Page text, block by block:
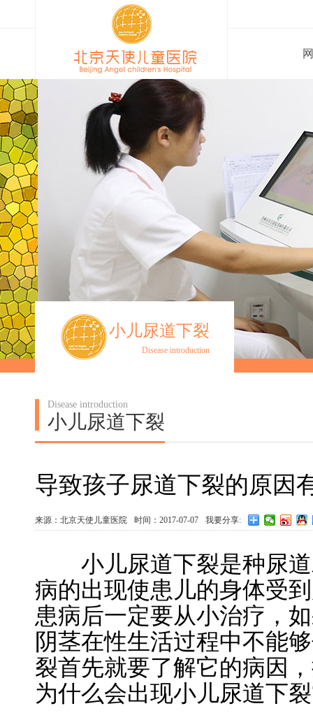
小儿尿道下裂
Disease introduction
Disease introduction
小儿尿道下裂
导致孩子尿道下裂的原因
来源：北京天使儿童医院 时间：2017-07-07 我要分享:
小儿尿道下裂是种尿道
病的出现使患儿的身体受
患病后一定要从小治疗，
阴茎在性生活过程中不能
裂首先就要了解它的病因
为什么会出现小儿尿道下